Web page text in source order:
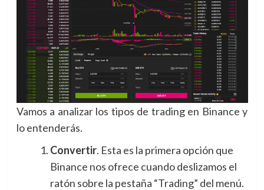
Vamos a analizar los tipos de trading en Binance y
lo entenderás.
Convertir. Esta es la primera opción que
Binance nos ofrece cuando deslizamos el
ratón sobre la pestaña “Trading” del menú.